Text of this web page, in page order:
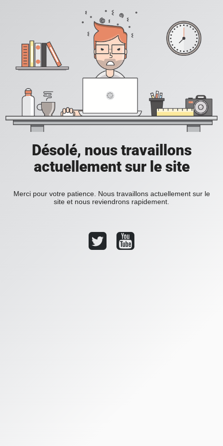
Désolé, nous travaillons
actuellement sur le site
Merci pour votre patience. Nous travaillons actuellement sur le
site et nous reviendrons rapidement.